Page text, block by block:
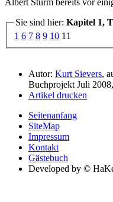
Sie sind hier: Kapitel 1,
1 6 7 8 9 10 11
Autor: Kurt Sievers,
Buchprojekt Juli
Artikel drucken
Seitenanfang
SiteMap
Impressum
Kontakt
Gästebuch
Developed by ©